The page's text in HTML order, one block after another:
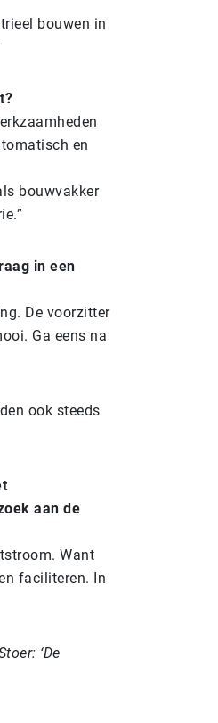
bouwen in
en
bouwvakker
in een
De voorzitter
Ga eens na
ook steeds
aan de
Want
faciliteren. In
‘De